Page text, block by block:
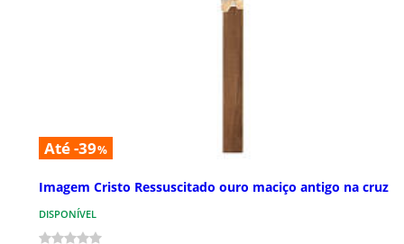
Até -39%
Imagem Cristo Ressuscitado ouro maciço antigo na cruz
DISPONÍVEL